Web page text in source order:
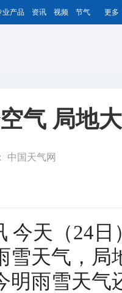
业产品 资讯 视频 节气 更多
气 局地
中国天气网
今天（24
雪天气，局
明雨雪天气